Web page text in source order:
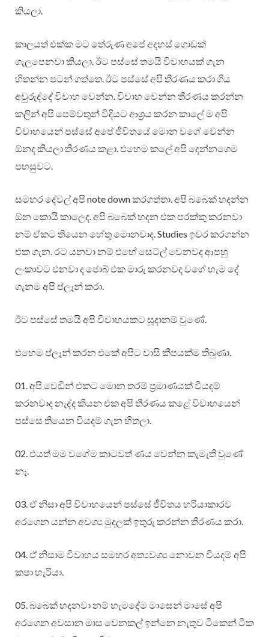
කියලා.
කාලයත් එක්ක මට තේරුණ අපේ අදහස් ගොඩක්
ගැලපෙනවා කියලා. ඊට පස්සේ තමයි විවාහයක් ගැන
හිතන්න පටන් ගත්තෙ. ඊට පස්සේ අපි තීරණය කරා ගිය
අවුරුද්දේ විවාහ වෙන්න. විවාහ වෙන්න තීරණය කරන්න
කලින් අපි පෙම්වතුන් විදියට ආශ්‍රය කරන කාලේ ම අපි
විවාහයෙන් පස්සේ අපේ ජීවිතයේ මොන වගේ වෙන්න
ඕනද කියලා තීරණය කළා. එහෙම කලේ අපි දෙන්නගෙම
පහසුවට.
සමහර දේවල් අපි note down කරගත්තා. අපි බබෙක් හදන්න
ඕන කොයි කාලෙද. අපි බබෙක් හදන එක පරක්කු කරනවා
නම් ඒකට තියෙන හේතු මොනවාද. Studies ඉවර කරගන්න
එක ගැන. රට යනවා නම් එහේ සෙට්ල් වෙනවද ආපහු
ලංකාවට එනවා ද ජොබ් එක මාරු කරනවද වගේ හැම දේ
ගැනම අපි ප්ලෑන් කරා.
ඊට පස්සේ තමයි අපි විවාහයකට සූදානම් වුණේ.
එහෙම ප්ලෑන් කරන එකේ අපිට වාසි කීපයක්ම තිබුණා.
01. අපි වෙඩින් එකට මොන තරම් ප්‍රමාණයක් වියදම්
කරනවාද නැද්ද කියන එක අපි තීරණය කළේ විවාහයෙන්
පස්සෙ තියෙන වියදම් ගැන හිතලා.
02. එයත් මම වගේම කාටවත් ණය වෙන්න කැමැති වුණේ
නෑ.
03. ඒ නිසා අපි විවාහයෙන් පස්සේ ජීවිතය හරියාකාරව
අරගෙන යන්න අවශ්‍ය මුදලක් ඉතුරු කරන්න තීරණය කරා.
04. ඒ නිසාම විවාහය සමහර අත්‍යවශ්‍ය නොවන වියදම් අපි
කපා හැරියා.
05. බබෙක් හදනවා නම් හැමදේම මාසෙන් මාසේ අපි
අරගෙන අවසාන මාස වෙනකල් ඉන්නෙ නැතුව ටිකෙන් ටික